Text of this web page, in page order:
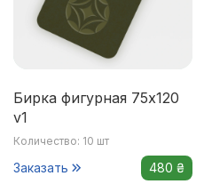
Бирка фигурная 75x120
v1
Количество: 10 шт
Заказать 480 ₴